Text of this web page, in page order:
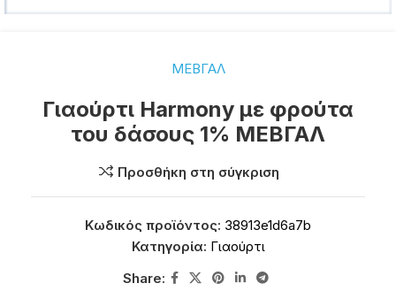
ΜΕΒΓΑΛ
Γιαούρτι Harmony με φρούτα
του δάσους 1% ΜΕΒΓΑΛ
Προσθήκη στη σύγκριση
Κωδικός προϊόντος: 38913e1d6a7b
Κατηγορία: Γιαούρτι
Share: